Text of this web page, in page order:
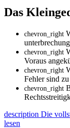
Das
chevron_right
chevron_right
Voraus
chevron_right
Fehler sind
chevron_right
description Die
lesen